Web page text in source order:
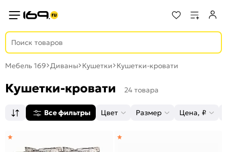
Мебель 169 Диваны Кушетки Кушетки-кровати
Кушетки-кровати 24 товара
Все фильтры Цвет Размер Цена, ₽